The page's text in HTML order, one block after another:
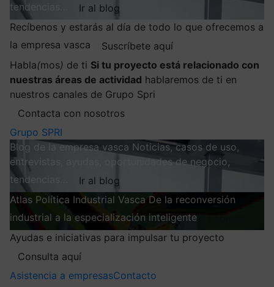
tendencias…
Ir al blog
Recíbenos y estarás al día de todo lo que ofrecemos a
la empresa vasca
Suscríbete aquí
Habla(mos) de ti Si tu proyecto está relacionado con
nuestras áreas de actividad hablaremos de ti en
nuestros canales de Grupo Spri
Contacta con nosotros
Grupo SPRI
Blog de la empresa vasca Noticias, casos de uso,
entrevistas, ayudas, oportunidades de negocio,
tendencias…
Ir al blog
Atlas Política Industrial Vasca De la reconversión
industrial a la especialización inteligente
Ayudas e iniciativas para impulsar tu proyecto
Consulta aquí
Asistencia a empresasContacto